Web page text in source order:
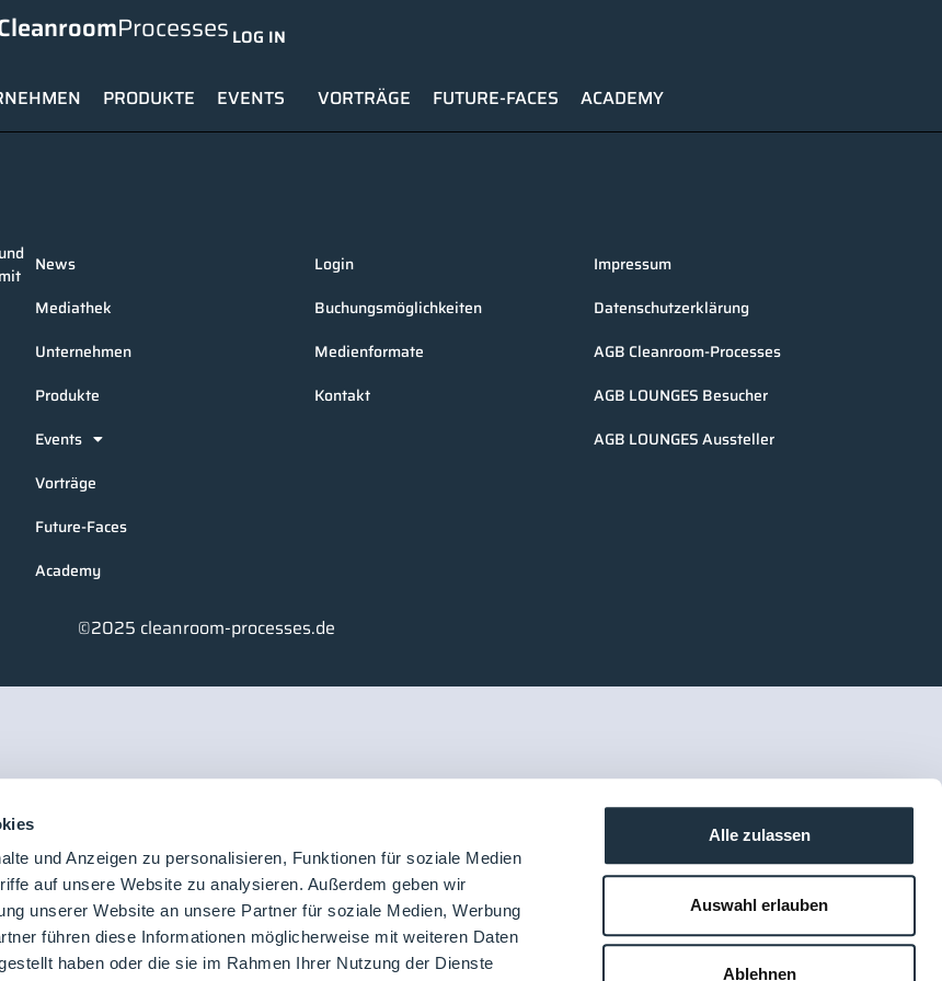
und Anzeigen zu personalisieren, Funktionen für soziale Medien
auf unsere Website zu analysieren. Außerdem geben wir
unserer Website an unsere Partner für soziale Medien, Werbung
führen diese Informationen möglicherweise mit weiteren Daten
haben oder die sie im Rahmen Ihrer Nutzung der Dienste
Alle zulassen
Auswahl erlauben
Ablehnen
Processes LOG IN
PRODUKTE EVENTS VORTRÄGE FUTURE-FACES ACADEMY
News
Mediathek
Unternehmen
Produkte
Events
Vorträge
Future-Faces
Academy
Login
Buchungsmöglichkeiten
Medienformate
Kontakt
Impressum
Datenschutzerklärung
AGB Cleanroom-Processes
AGB LOUNGES Besucher
AGB LOUNGES Aussteller
©2025 cleanroom-processes.de